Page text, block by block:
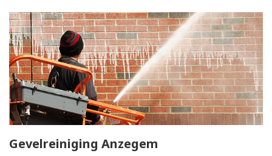
Gevelreiniging Anzegem